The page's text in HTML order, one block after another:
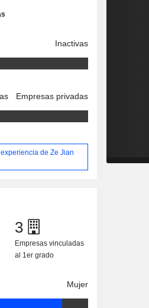
Inactivas
Empresas privadas
de Ze Jian
3
Empresas vinculadas
al 1er grado
Mujer